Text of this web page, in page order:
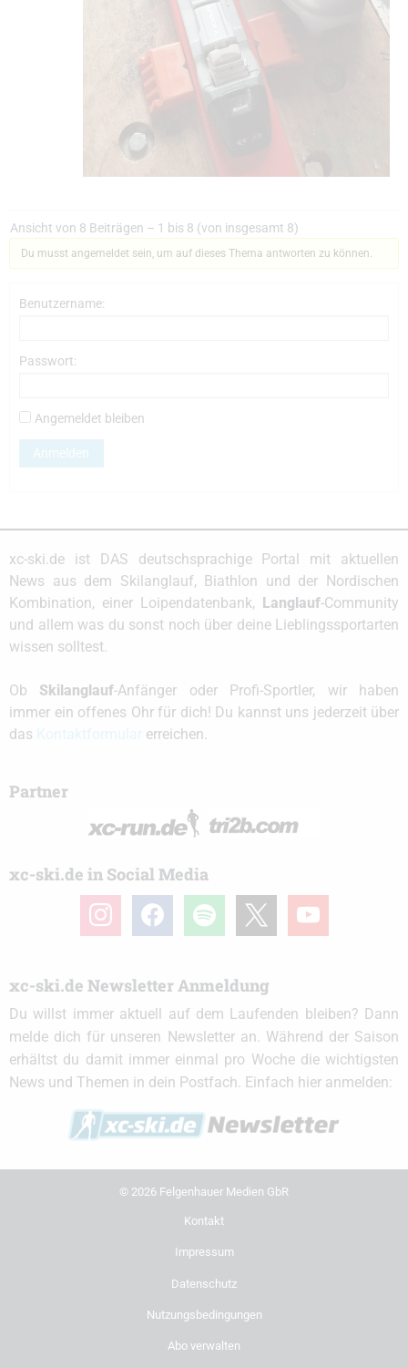
Ansicht von 8 Beiträgen – 1 bis 8 (von insgesamt 8)
Du musst angemeldet sein, um auf dieses Thema antworten zu können.
Benutzername:
Passwort:
Angemeldet bleiben
Anmelden
xc-ski.de ist DAS deutschsprachige Portal mit aktuellen
News aus dem Skilanglauf, Biathlon und der Nordischen
Kombination, einer Loipendatenbank, Langlauf-Community
und allem was du sonst noch über deine Lieblingssportarten
wissen solltest.
Ob Skilanglauf-Anfänger oder Profi-Sportler, wir haben
immer ein offenes Ohr für dich! Du kannst uns jederzeit über
das
erreichen.
Partner
xc-ski.de in Social Media
instagramfacebook spotify youtube
xc-ski.de Newsletter Anmeldung
Du willst immer aktuell auf dem Laufenden bleiben? Dann
melde dich für unseren Newsletter an. Während der Saison
erhältst du damit immer einmal pro Woche die wichtigsten
News und Themen in dein Postfach. Einfach hier anmelden:
© 2026 Felgenhauer Medien GbR
Kontakt
Impressum
Datenschutz
Nutzungsbedingungen
Abo verwalten